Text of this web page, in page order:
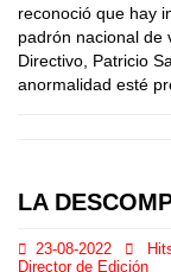
reconoció que hay
padrón nacional de
Directivo, Patricio
anormalidad esté
LA
23-08-2022
Director de Edición